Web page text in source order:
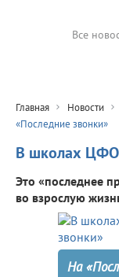
Все
Главная Новости
«Последние звонки»
В школах ЦФО
Это «последнее
во взрослую
На